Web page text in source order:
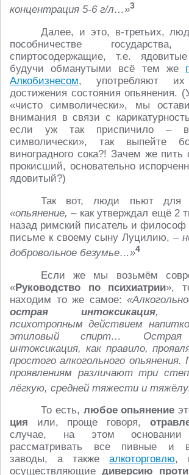
концентрация 5-6 г/л…»3
Далее, и это, в-третьих,
пособничестве государства,
спиртосодержащие, т.е.
будучи обманутыми всё тем же
Алкобизнесом, употребляют
достижения состояния опьянения.
«чисто символически», мы
внимания в связи с
если уж так приспичило –
символически», так выпейте
виноградного сока?! Зачем же пить
прокисший, основательно
ядовитый?)
Так вот, люди пьют для
«опьянение, – как утверждал ещё 2
назад римский писатель и философ
письме к своему сыну Луцилию, –
добровольное безумье…»4
Если же мы возьмём
«Руководство по психиатрии»,
находим то же самое:
острая интоксикация,
психотропным действием
этиловый спирт… Острая
интоксикация, как правило,
простого алкогольного опьянения.
проявлениям различают три
лёгкую, средней тяжести и
То есть, любое опьянение
ция или, проще говоря,
случае, на этом
рассматривать все пивные и
заводы, а также алкоторговлю,
осуществляющие диверсию